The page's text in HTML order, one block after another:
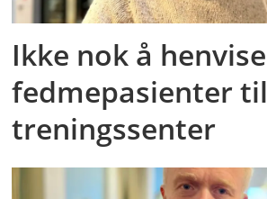
Ikke nok å henvise
fedmepasienter til
treningssenter